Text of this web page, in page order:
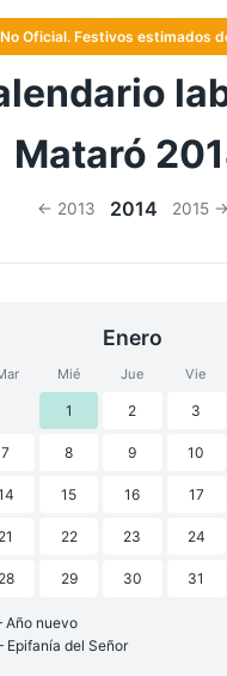
Oficial. Festivos estimados
Mataró
← 2013 2014 2015 →
Enero
Mié Jue Vie
1 2 3
7 8 9 10
15 16 17
21 22 23 24
28 29 30 31
Año nuevo
Epifanía del Señor